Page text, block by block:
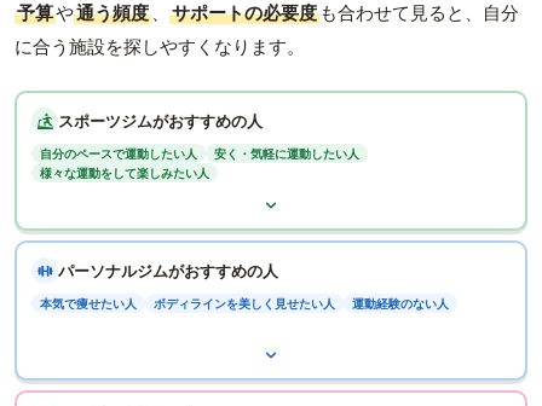
予算や通う頻度 、 サポートの必要度 も合わせて見ると、自分
に合う施設を探しやすくなります。
スポーツジムがおすすめの人
自分のペースで運動したい人
安く・気軽に運動したい人
様々な運動をして楽しみたい人
パーソナルジムがおすすめの人
本気で痩せたい人 ボディラインを美しく見せたい人 運動経験のない人